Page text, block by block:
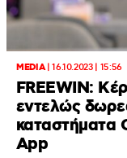
MEDIA|16.10.2023 | 15:56
FREEWIN:
εντελώς
App